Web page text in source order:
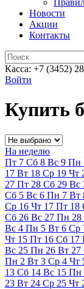
Новости
Акции
Контакты
Касса: +7 (3452)
Войти
Купить
На неделю
Пт 7 Сб 8 Вс 9 Пн
17 Вт 18 Ср 19 Чт
27 Пт 28 Сб 29 Вс
Сб 5 Вс 6 Пн 7 Вт
Ср 16 Чт 17 Пт 18
Сб 26 Вс 27 Пн 28
Вс 4 Пн 5 Вт 6 Ср
Чт 15 Пт 16 Сб 17
Вс 25 Пн 26 Вт 27
Пн 2 Вт 3 Ср 4 Чт
13 Сб 14 Вс 15 Пн
23 Вт 24 Ср 25 Чт